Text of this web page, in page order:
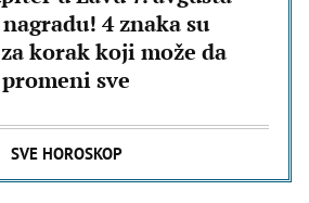
4 znaka su
korak koji može da
promeni sve
SVE HOROSKOP